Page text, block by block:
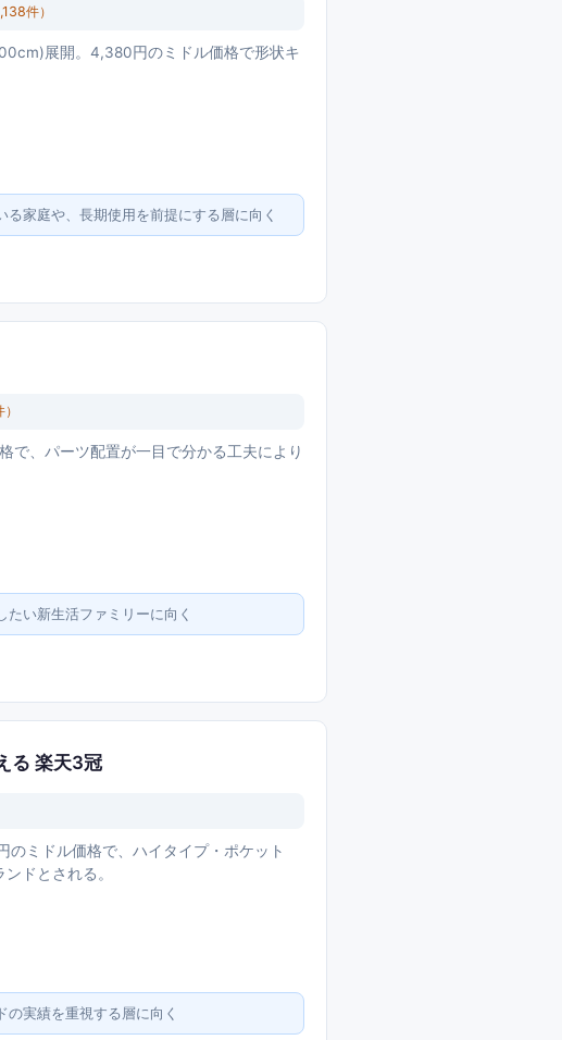
件）
展開。4,380円のミドル価格で形状キ
家庭や、長期使用を前提にする層に向く
で、パーツ配置が一目で分かる工夫により
い新生活ファミリーに向く
る 楽天3冠
ミドル価格で、ハイタイプ・ポケット
ドとされる。
実績を重視する層に向く